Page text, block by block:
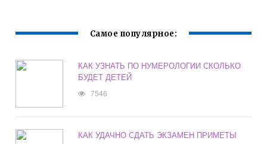
Самое популярное:
КАК УЗНАТЬ ПО НУМЕРОЛОГИИ СКОЛЬКО
БУДЕТ ДЕТЕЙ
7546
КАК УДАЧНО СДАТЬ ЭКЗАМЕН ПРИМЕТЫ